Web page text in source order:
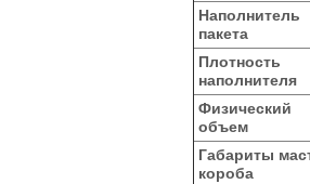
Наполнитель
пакета
Плотность
наполнителя
Физический
объем
Габариты
короба